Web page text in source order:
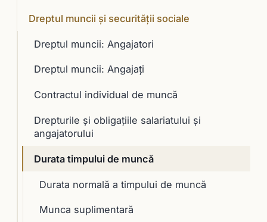
Dreptul muncii și securității sociale
Dreptul muncii: Angajatori
Dreptul muncii: Angajați
Contractul individual de muncă
Drepturile şi obligaţiile salariatului şi
angajatorului
Durata timpului de muncă
Durata normală a timpului de muncă
Munca suplimentară